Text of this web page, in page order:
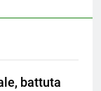
battuta